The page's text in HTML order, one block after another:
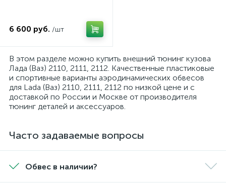
6 600 руб. /шт
В этом разделе можно купить внешний тюнинг кузова
Лада (Ваз) 2110, 2111, 2112. Качественные пластиковые
и спортивные варианты аэродинамических обвесов
для Lada (Ваз) 2110, 2111, 2112 по низкой цене и с
доставкой по России и Москве от производителя
тюнинг деталей и аксессуаров.
Часто задаваемые вопросы
Обвес в наличии?